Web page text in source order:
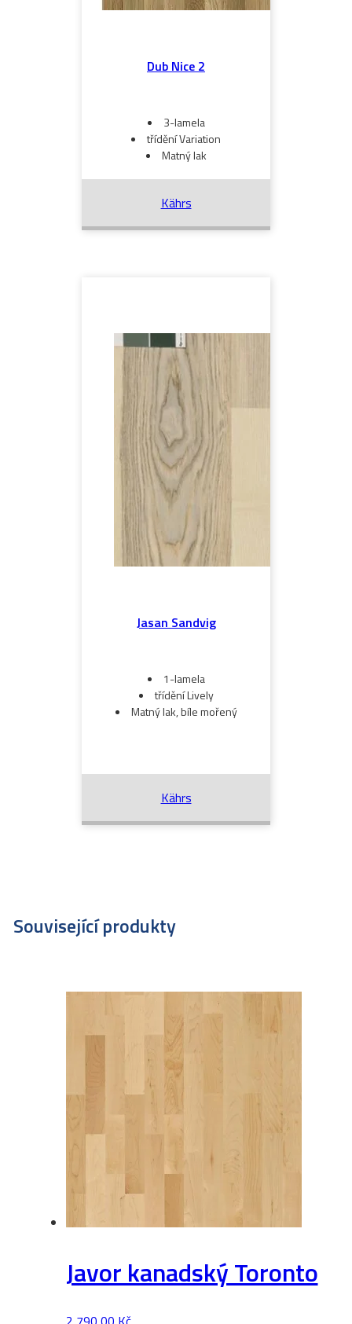
Dub Nice 2
3-lamela
třídění Variation
Matný lak
Kährs
Jasan Sandvig
1-lamela
třídění Lively
Matný lak, bíle mořený
Kährs
Související produkty
Javor kanadský Toronto